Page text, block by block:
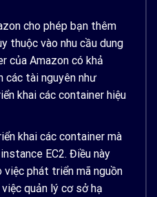
cho phép bạn thêm
thuộc vào nhu cầu dung
của Amazon có khả
các tài nguyên như
khai các container hiệu
khai các container mà
EC2. Điều này
phát triển mã nguồn
quản lý cơ sở hạ